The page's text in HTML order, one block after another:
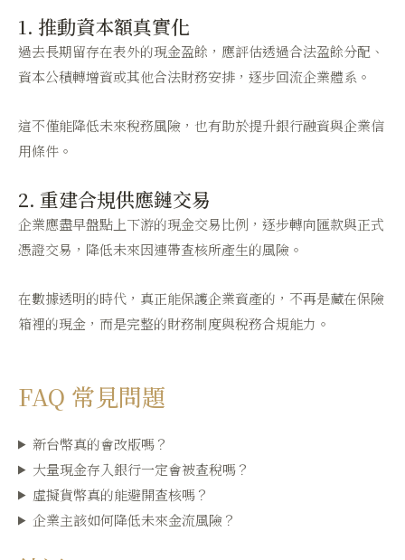
1. 推動資本額真實化
過去長期留存在表外的現金盈餘，應評估透過合法盈餘分配、
資本公積轉增資或其他合法財務安排，逐步回流企業體系。
這不僅能降低未來稅務風險，也有助於提升銀行融資與企業信
用條件。
2. 重建合規供應鏈交易
企業應盡早盤點上下游的現金交易比例，逐步轉向匯款與正式
憑證交易，降低未來因連帶查核所產生的風險。
在數據透明的時代，真正能保護企業資產的，不再是藏在保險
箱裡的現金，而是完整的財務制度與稅務合規能力。
FAQ 常見問題
新台幣真的會改版嗎？
大量現金存入銀行一定會被查稅嗎？
虛擬貨幣真的能避開查核嗎？
企業主該如何降低未來金流風險？